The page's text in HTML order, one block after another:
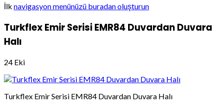
İlk navigasyon menünüzü buradan oluşturun
Turkflex Emir Serisi EMR84 Duvardan Duvara
Halı
24 Eki
Turkflex Emir Serisi EMR84 Duvardan Duvara Halı